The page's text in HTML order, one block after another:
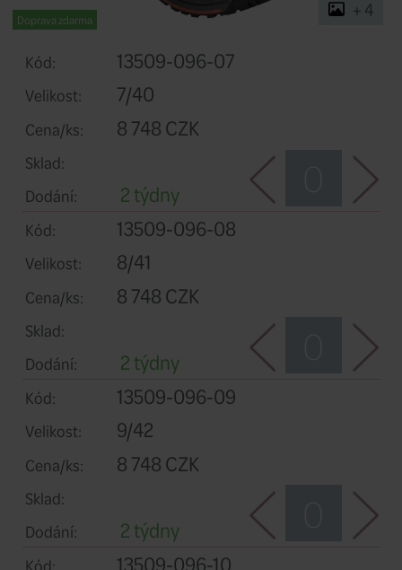
Doprava zdarma
Kód: 13509-096-07
Velikost: 7/40
Cena/ks: 8 748 CZK
Sklad:
Dodání:
Kód: 13509-096-08